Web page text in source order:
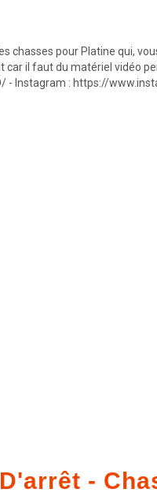
chasses pour Platine qui,
car il faut du matériel vidéo
- Instagram : https://
-